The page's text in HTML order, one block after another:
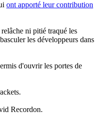
ont apporté leur contribution
ni pitié traqué les
les développeurs dans
d'ouvrir les portes de
Recordon.